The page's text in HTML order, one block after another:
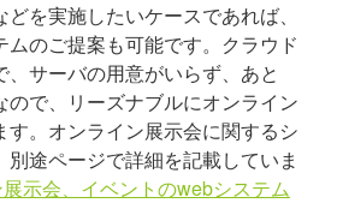
を実施したいケースであれば、
ムのご提案も可能です。クラウド
サーバの用意がいらず、あと
ので、リーズナブルにオンライン
す。オンライン展示会に関するシ
途ページで詳細を記載していま
示会、イベントのwebシステム